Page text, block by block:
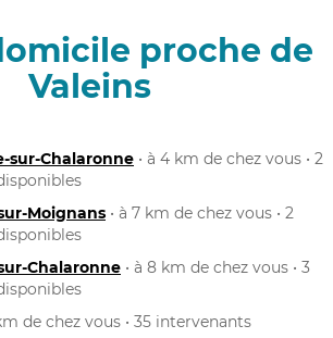
proche de
Valeins
sur-Chalaronne • à 4 km de chez vous • 2
Moignans • à 7 km de chez vous • 2
Chalaronne • à 8 km de chez vous • 3
de chez vous • 35 intervenants